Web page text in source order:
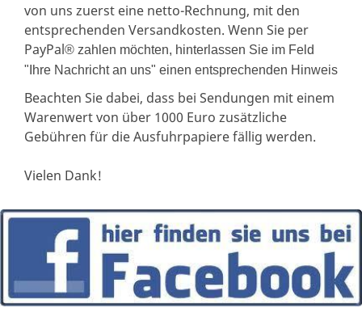
von uns zuerst eine netto-Rechnung, mit den
entsprechenden Versandkosten. Wenn Sie per
PayPal® zahlen möchten, hinterlassen Sie im Feld
"Ihre Nachricht an uns" einen entsprechenden Hinweis
Beachten Sie dabei, dass bei Sendungen mit einem
Warenwert von über 1000 Euro zusätzliche
Gebühren für die Ausfuhrpapiere fällig werden.
Vielen Dank!